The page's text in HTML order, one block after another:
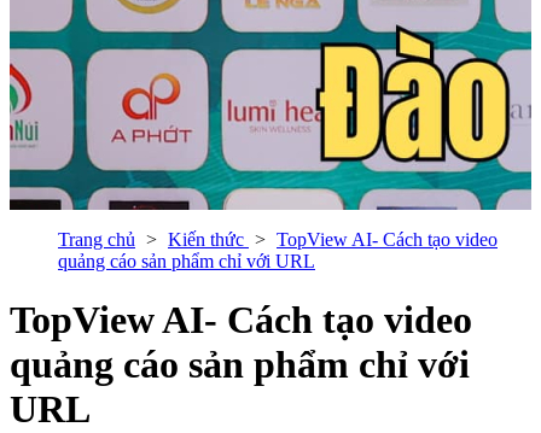
Trang chủ Kiến thức
TopView AI- Cách tạo video
quảng cáo sản phẩm chỉ với URL
TopView AI- Cách tạo video
quảng cáo sản phẩm chỉ với
URL